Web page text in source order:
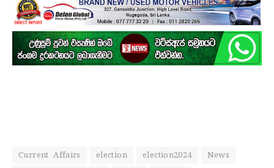
Current Affairs election election2024
News